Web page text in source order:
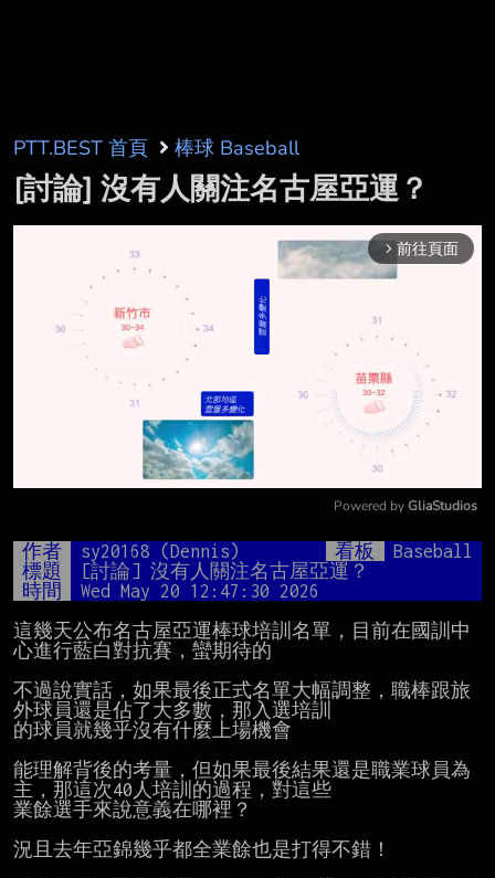
PTT.BEST 首頁 棒球 Baseball
[討論] 沒有人關注名古屋亞運？
arrow_forward_ios 前往頁面
Mute
Powered by GliaStudios
作者 sy20168 (Dennis) 看板
Baseball
標題
[討論] 沒有人關注名古屋亞運？
時間
Wed May 20 12:47:30 2026
這幾天公布名古屋亞運棒球培訓名單，目前在國訓中
心進行藍白對抗賽，蠻期待的
不過說實話，如果最後正式名單大幅調整，職棒跟旅
外球員還是佔了大多數，那入選培訓
的球員就幾乎沒有什麼上場機會
能理解背後的考量，但如果最後結果還是職業球員為
主，那這次40人培訓的過程，對這些
業餘選手來說意義在哪裡？
況且去年亞錦幾乎都全業餘也是打得不錯！